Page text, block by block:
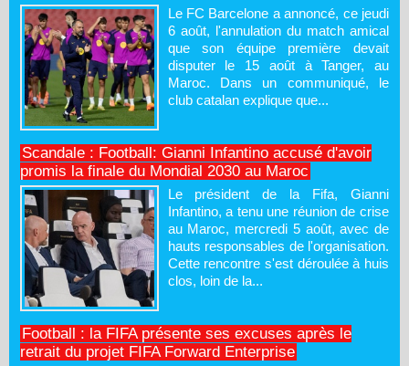
Le FC Barcelone a annoncé, ce jeudi
6 août, l'annulation du match amical
que son équipe première devait
disputer le 15 août à Tanger, au
Maroc. Dans un communiqué, le
club catalan explique que...
Scandale : Football: Gianni Infantino accusé d'avoir
promis la finale du Mondial 2030 au Maroc
Le président de la Fifa, Gianni
Infantino, a tenu une réunion de crise
au Maroc, mercredi 5 août, avec de
hauts responsables de l'organisation.
Cette rencontre s'est déroulée à huis
clos, loin de la...
Football : la FIFA présente ses excuses après le
retrait du projet FIFA Forward Enterprise